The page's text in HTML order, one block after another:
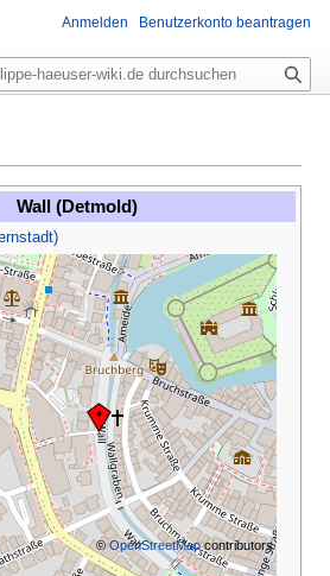
Wall (Detmold)
©OpenStreetMapcontributors
Anmelden Benutzerkonto beantragen